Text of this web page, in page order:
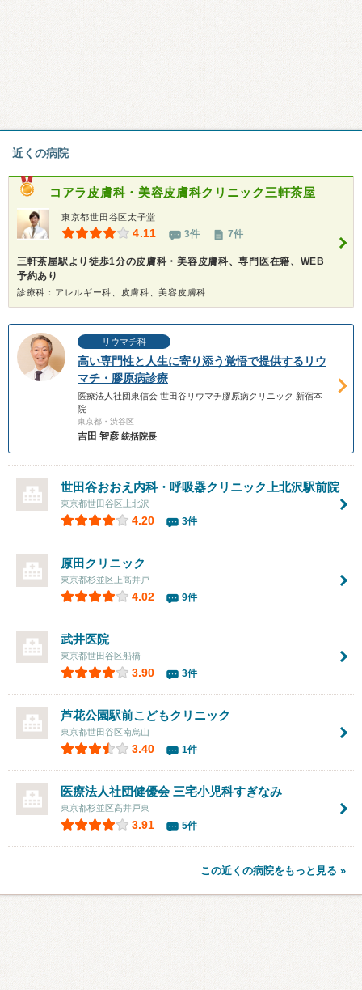
近くの病院
コアラ皮膚科・美容皮膚科クリニック三軒茶屋
東京都世田谷区太子堂
4.11 3件 7件
三軒茶屋駅より徒歩1分の皮膚科・美容皮膚科、専門医在籍、WEB
予約あり
診療科：アレルギー科、皮膚科、美容皮膚科
リウマチ科
高い専門性と人生に寄り添う覚悟で提供するリウ
マチ・膠原病診療
医療法人社団東信会 世田谷リウマチ膠原病クリニック 新宿本
院
東京都・渋谷区
吉田 智彦 統括院⻑
世田谷おおえ内科・呼吸器クリニック上北沢駅前院
東京都世田谷区上北沢
4.20 3件
原田クリニック
東京都杉並区上高井戸
4.02 9件
武井医院
東京都世田谷区船橋
3.90 3件
芦花公園駅前こどもクリニック
東京都世田谷区南烏山
3.40 1件
医療法人社団健優会 三宅小児科すぎなみ
東京都杉並区高井戸東
3.91 5件
この近くの病院をもっと見る »